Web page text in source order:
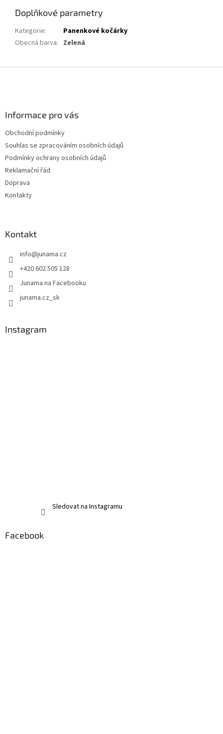
Doplňkové parametry
Kategorie:
Panenkové kočárky
Obecná barva: Zelená
Informace pro vás
Obchodní podmínky
Souhlas se zpracováním osobních údajů
Podmínky ochrany osobních údajů
Reklamační řád
Doprava
Kontakty
Kontakt
info@junama.cz
+420 602 505 128
Junama na Facebooku
junama.cz_sk
Instagram
Sledovat na Instagramu
Facebook